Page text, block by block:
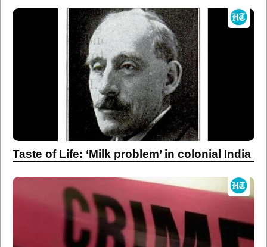
Taste of Life: ‘Milk problem’ in colonial India